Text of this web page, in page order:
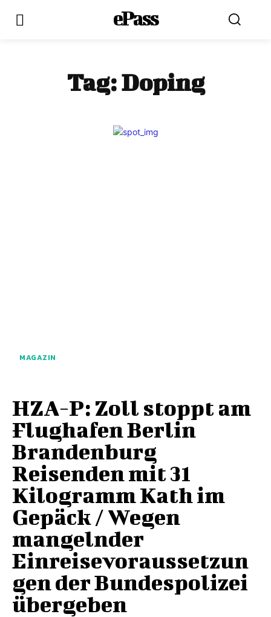
ePass
Tag:Doping
MAGAZIN
HZA-P: Zoll stoppt am
Flughafen Berlin
Brandenburg
Reisenden mit 31
Kilogramm Kath im
Gepäck / Wegen
mangelnder
Einreisevoraussetzun
gen der Bundespolizei
übergeben